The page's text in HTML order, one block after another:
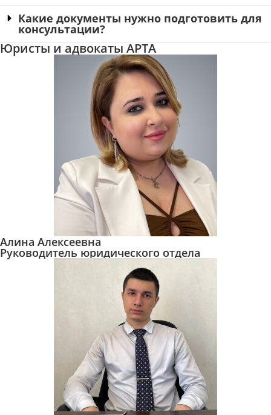
Какие документы нужно подготовить для
консультации?
Юристы и адвокаты АРТА
Алина Алексеевна
Руководитель юридического отдела